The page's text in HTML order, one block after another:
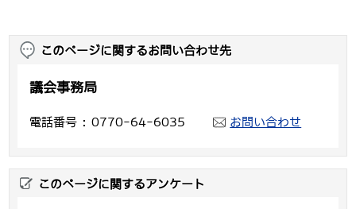
このページに関するお問い合わせ先
議会事務局
電話番号 0770-64-6035 お問い合わせ
このページに関するアンケート